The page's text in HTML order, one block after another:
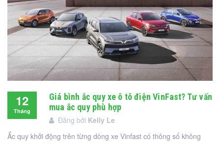
12
Tháng
Giá bình ắc quy xe ô tô điện VinFast? Tư vấn
mua ắc quy phù hợp
Đăng bởi Kelly Le
Ắc quy khởi động trên từng dòng xe Vinfast có thông số không